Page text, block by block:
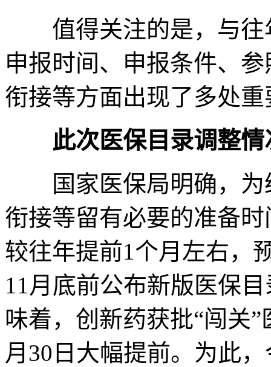
值得关注的是，与往
申报时间、申报条件、
衔接等方面出现了多处
此次医保目录调整情
国家医保局明确，为
衔接等留有必要的准备
较往年提前1个月左右，
11月底前公布新版医保
味着，创新药获批“闯关
月30日大幅提前。为此